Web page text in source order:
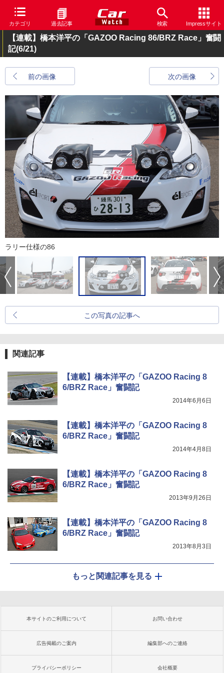
カテゴリ 過去記事 検索 Impressサイト
【連載】橋本洋平の「GAZOO Racing 86/BRZ Race」奮闘
記(6/21)
前の画像 次の画像
ラリー仕様の86
この写真の記事へ
関連記事
【連載】橋本洋平の「GAZOO Racing 8
6/BRZ Race」奮闘記
2014年6月6日
【連載】橋本洋平の「GAZOO Racing 8
6/BRZ Race」奮闘記
2014年4月8日
【連載】橋本洋平の「GAZOO Racing 8
6/BRZ Race」奮闘記
2013年9月26日
【連載】橋本洋平の「GAZOO Racing 8
6/BRZ Race」奮闘記
2013年8月3日
もっと関連記事を見る
本サイトのご利用について お問い合わせ
広告掲載のご案内 編集部へのご連絡
プライバシーポリシー 会社概要